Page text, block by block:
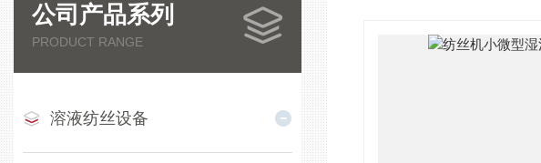
公司产品系列
PRODUCT RANGE
溶液纺丝设备